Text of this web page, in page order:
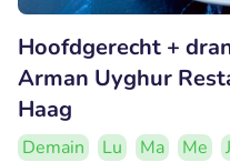
Hoofdgerecht +
Arman Uyghur
Haag
Demain Lu Ma Me